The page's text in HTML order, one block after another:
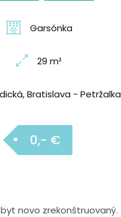
Garsónka
29 m²
Bratislava - Petržalka
0,- €
byt novo zrekonštruovaný.